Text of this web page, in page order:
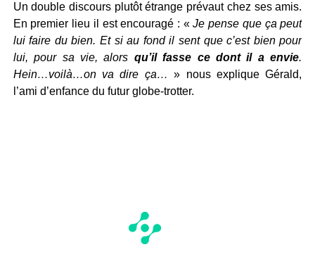
Un double discours plutôt étrange prévaut chez ses amis.
En premier lieu il est encouragé : «Je pense que ça peut
lui faire du bien. Et si au fond il sent que c’est bien pour
lui, pour sa vie, alors qu’il fasse ce dont il a envie.
Hein…voilà…on va dire ça… » nous explique Gérald,
l’ami d’enfance du futur globe-trotter.